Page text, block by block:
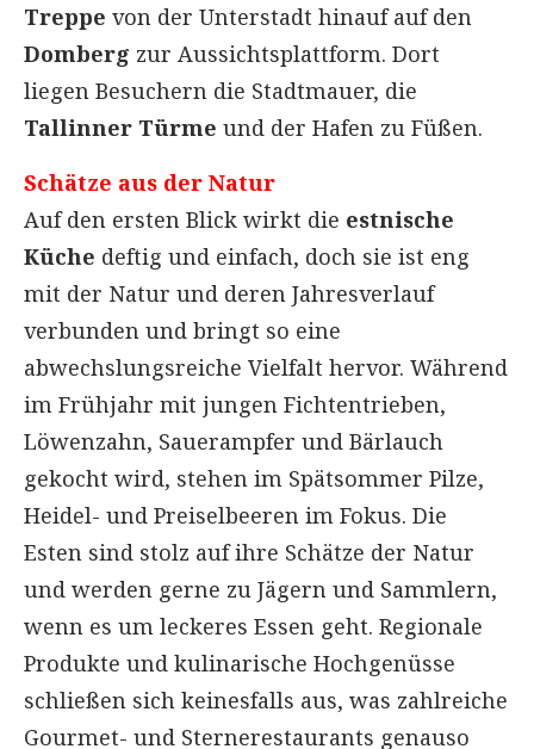
Treppe von der Unterstadt hinauf auf den
Domberg zur Aussichtsplattform. Dort
liegen Besuchern die Stadtmauer, die
Tallinner Türme und der Hafen zu Füßen.
Schätze aus der Natur
Auf den ersten Blick wirkt die estnische
Küche deftig und einfach, doch sie ist eng
mit der Natur und deren Jahresverlauf
verbunden und bringt so eine
abwechslungsreiche Vielfalt hervor. Während
im Frühjahr mit jungen Fichtentrieben,
Löwenzahn, Sauerampfer und Bärlauch
gekocht wird, stehen im Spätsommer Pilze,
Heidel- und Preiselbeeren im Fokus. Die
Esten sind stolz auf ihre Schätze der Natur
und werden gerne zu Jägern und Sammlern,
wenn es um leckeres Essen geht. Regionale
Produkte und kulinarische Hochgenüsse
schließen sich keinesfalls aus, was zahlreiche
Gourmet- und Sternerestaurants genauso